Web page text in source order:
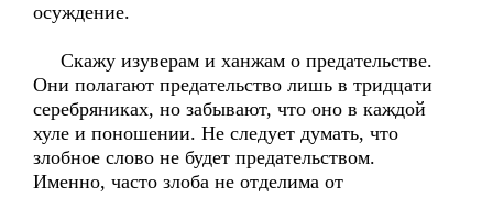
осуждение.
Скажу изуверам и ханжам о предательстве.
Они полагают предательство лишь в тридцати
серебряниках, но забывают, что оно в каждой
хуле и поношении. Не следует думать, что
злобное слово не будет предательством.
Именно, часто злоба не отделима от